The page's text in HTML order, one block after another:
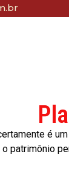
é
patrimônio